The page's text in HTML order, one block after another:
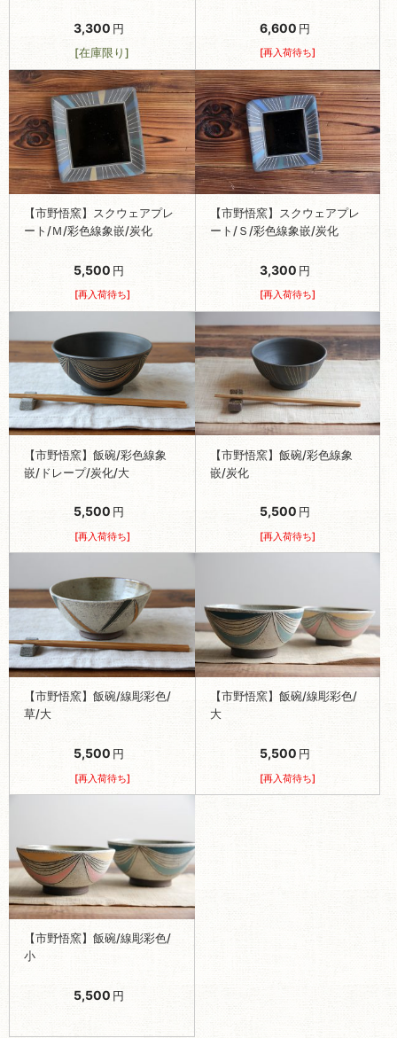
3,300 円
[在庫限り]
6,600 円
[再入荷待ち]
【市野悟窯】スクウェアプレ
ート/Ｍ/彩色線象嵌/炭化
5,500 円
[再入荷待ち]
【市野悟窯】スクウェアプレ
ート/Ｓ/彩色線象嵌/炭化
3,300 円
[再入荷待ち]
【市野悟窯】飯碗/彩色線象
嵌/ドレープ/炭化/大
5,500 円
[再入荷待ち]
【市野悟窯】飯碗/彩色線象
嵌/炭化
5,500 円
[再入荷待ち]
【市野悟窯】飯碗/線彫彩色/
草/大
5,500 円
[再入荷待ち]
【市野悟窯】飯碗/線彫彩色/
大
5,500 円
[再入荷待ち]
【市野悟窯】飯碗/線彫彩色/
小
5,500 円